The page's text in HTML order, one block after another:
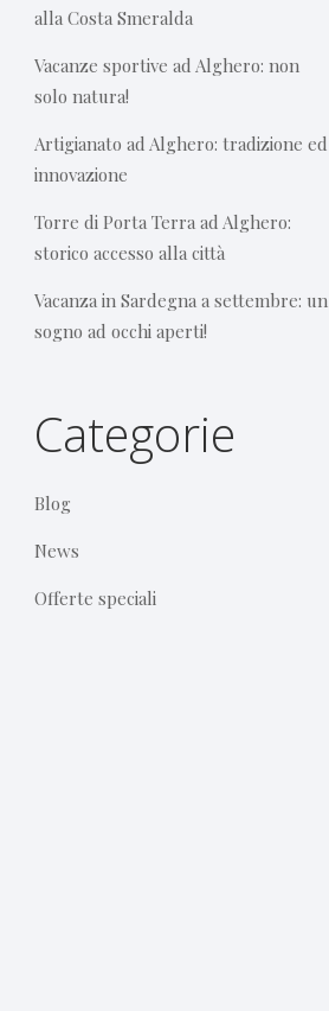
alla Costa Smeralda
Vacanze sportive ad Alghero: non
solo natura!
Artigianato ad Alghero: tradizione ed
innovazione
Torre di Porta Terra ad Alghero:
storico accesso alla città
Vacanza in Sardegna a settembre: un
sogno ad occhi aperti!
Categorie
Blog
News
Offerte speciali